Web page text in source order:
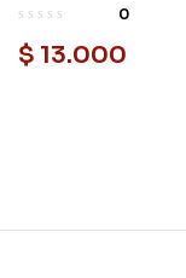
0
$ 13.000